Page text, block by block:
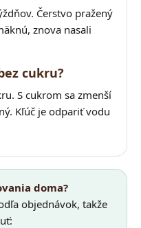
Čerstvo pražený
znova nasali
cukru?
S cukrom sa zmenší
Kľúč je odpariť vodu
doma?
objednávok, takže